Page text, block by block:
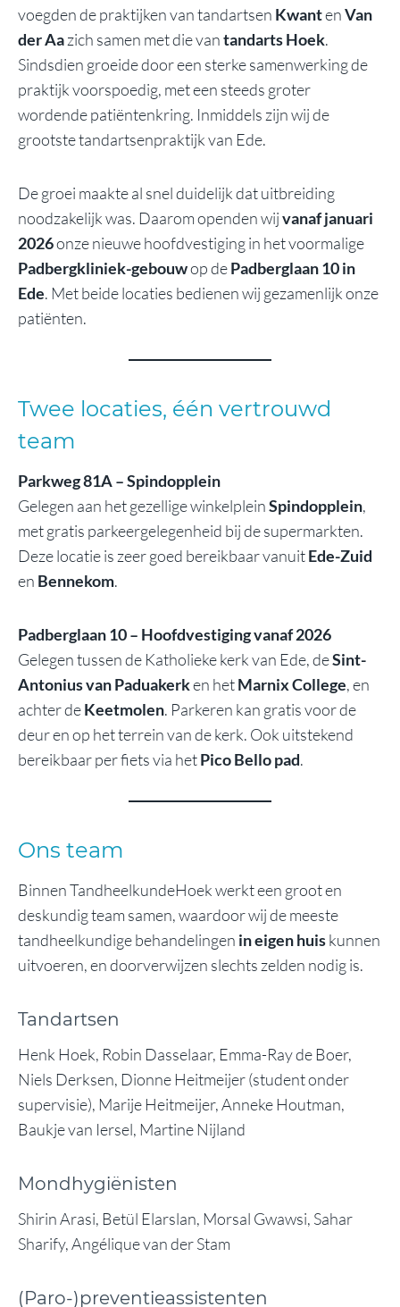
voegden de praktijken van tandartsen KwantenVan
der Aazich samen met die vantandarts Hoek.
Sindsdien groeide door een sterke samenwerking de
praktijk voorspoedig, met een steeds groter
wordende patiëntenkring. Inmiddels zijn wij de
grootste tandartsenpraktijk van Ede.
De groei maakte al snel duidelijk dat uitbreiding
noodzakelijk was. Daarom openden wijvanaf januari
2026onze nieuwe hoofdvestiging in het voormalige
Padbergkliniek-gebouwop dePadberglaan 10 in
Ede. Met beide locaties bedienen wij gezamenlijk onze
patiënten.
Twee locaties, één vertrouwd
team
Parkweg 81A – Spindopplein
Gelegen aan het gezellige winkelpleinSpindopplein,
met gratis parkeergelegenheid bij de supermarkten.
Deze locatie is zeer goed bereikbaar vanuitEde-Zuid
en Bennekom.
Padberglaan 10 – Hoofdvestiging vanaf 2026
Gelegen tussen de Katholieke kerk van Ede, deSint-
Antonius van Paduakerken hetMarnix College, en
achter deKeetmolen. Parkeren kan gratis voor de
deur en op het terrein van de kerk. Ook uitstekend
bereikbaar per fiets via hetPico Bello pad.
Ons team
Binnen TandheelkundeHoek werkt een groot en
deskundig team samen, waardoor wij de meeste
tandheelkundige behandelingen in eigen huiskunnen
uitvoeren, en doorverwijzen slechts zelden nodig is.
Tandartsen
Henk Hoek, Robin Dasselaar, Emma-Ray de Boer,
Niels Derksen, Dionne Heitmeijer (student onder
supervisie), Marije Heitmeijer, Anneke Houtman,
Baukje van Iersel, Martine Nijland
Mondhygiënisten
Shirin Arasi, Betül Elarslan, Morsal Gwawsi, Sahar
Sharify, Angélique van der Stam
(Paro-)preventieassistenten